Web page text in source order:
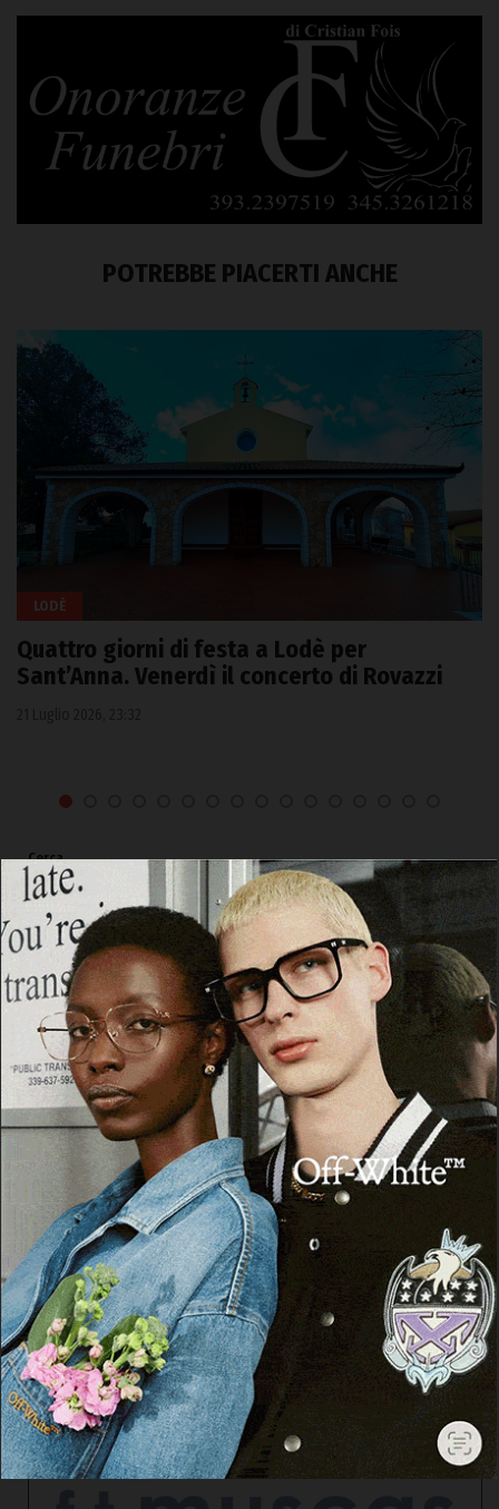
POTREBBE PIACERTI ANCHE
LODÈ
Quattro giorni di festa a Lodè per
Sant’Anna. Venerdì il concerto di Rovazzi
Cerca
Cerca
Facebook
Threads
Instagram
X YouTube